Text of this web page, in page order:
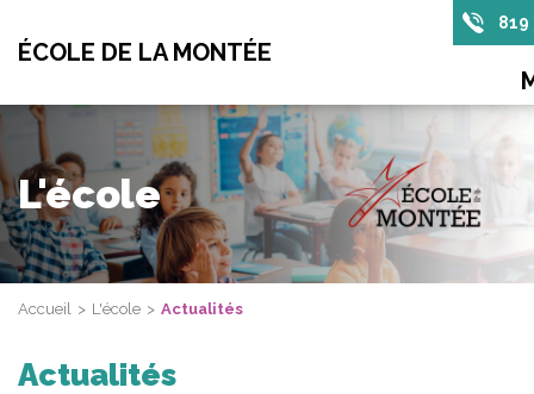
ÉCOLE DE LA MONTÉE
819
L'école
Accueil L'école Actualités
Actualités